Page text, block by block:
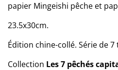
papier Mingeishi pêche et
23.5x30cm.
Édition chine-collé. Série de 7
Collection Les 7 pêchés